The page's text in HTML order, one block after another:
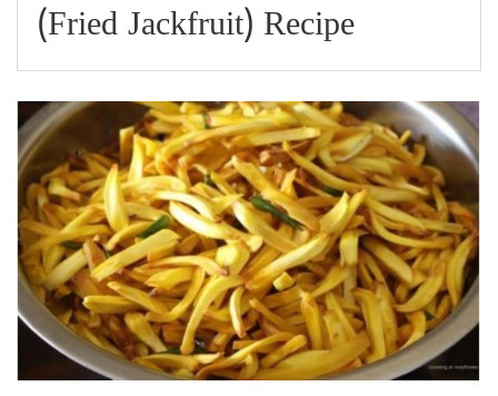
(Fried Jackfruit) Recipe